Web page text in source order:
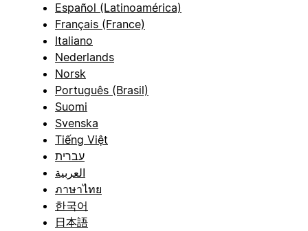
Español (Latinoamérica)
Français (France)
Italiano
Nederlands
Norsk
Português (Brasil)
Suomi
Svenska
Tiếng Việt
עברית
العربية
ภาษาไทย
한국어
日本語